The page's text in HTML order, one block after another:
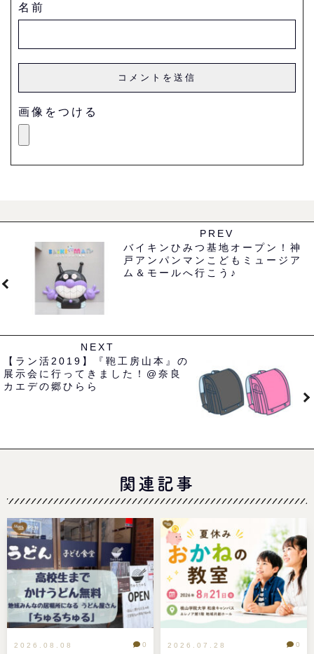
名前
画像をつける
NEXT
【ラン活2019】『鞄工房山本』の
展示会に行ってきました！@奈良
カエデの郷ひらら
PREV
バイキンひみつ基地オープン！神
戸アンパンマンこどもミュージア
ム＆モールへ行こう♪
関連記事
2026.08.08 0 2026.07.28 0